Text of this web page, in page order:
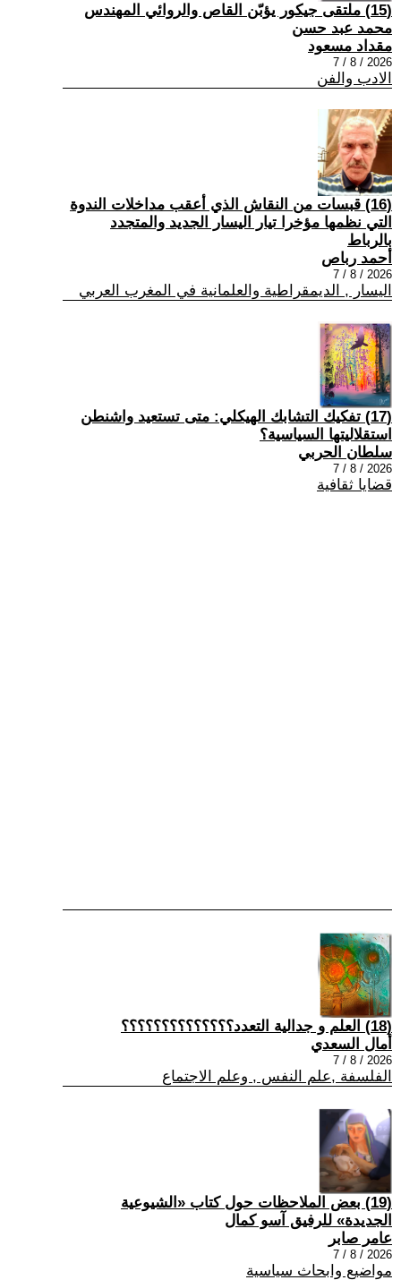
(15) ملتقى جيكور يؤبّن القاص والروائي المهندس
محمد عبد حسن
مقداد مسعود
2026 / 8 / 7
الادب والفن
(16) قبسات من النقاش الذي أعقب مداخلات الندوة
التي نظمها مؤخرا تيار اليسار الجديد والمتجدد
بالرباط
أحمد رباص
2026 / 8 / 7
اليسار , الديمقراطية والعلمانية في المغرب العربي
(17) تفكيك التشابك الهيكلي: متى تستعيد واشنطن
استقلاليتها السياسية؟
سلطان الحربي
2026 / 8 / 7
قضايا ثقافية
(18) العلم و جدالية التعدد؟؟؟؟؟؟؟؟؟؟؟؟؟؟
أمال السعدي
2026 / 8 / 7
الفلسفة ,علم النفس , وعلم الاجتماع
(19) بعض الملاحظات حول كتاب «الشيوعية
الجديدة» للرفيق آسو كمال
عامر صابر
2026 / 8 / 7
مواضيع وابحاث سياسية